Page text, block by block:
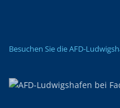
Besuchen Sie die AFD-